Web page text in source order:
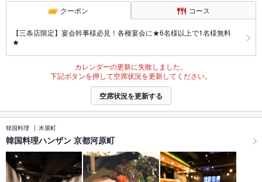
クーポン コース
【三条店限定】宴会幹事様必見！各種宴会に★6名様以上で1名様無料
★
カレンダーの更新に失敗しました。
下記ボタンを押して空席状況を更新してください。
空席状況を更新する
韓国料理 木屋町
韓国料理ハンザン 京都河原町